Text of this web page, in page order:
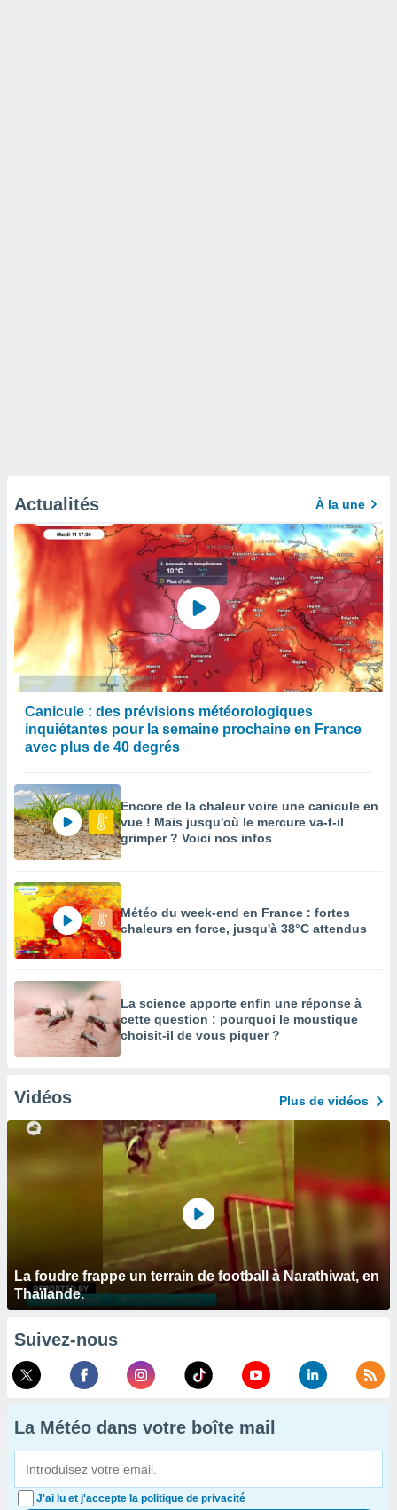
Actualités À la une
Canicule : des prévisions météorologiques
inquiétantes pour la semaine prochaine en France
avec plus de 40 degrés
Encore de la chaleur voire une canicule en
vue ! Mais jusqu'où le mercure va-t-il
grimper ? Voici nos infos
Météo du week-end en France : fortes
chaleurs en force, jusqu'à 38°C attendus
La science apporte enfin une réponse à
cette question : pourquoi le moustique
choisit-il de vous piquer ?
Vidéos Plus de vidéos
La foudre frappe un terrain de football à Narathiwat, en
Thaïlande.
Suivez-nous
La Météo dans votre boîte mail
J'ai lu et j'accepte la politique de privacité